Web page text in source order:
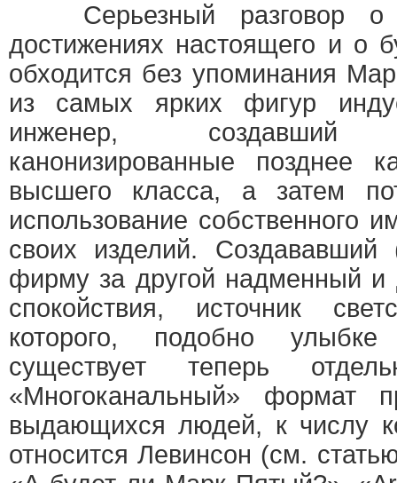
Серьезный разговор о
достижениях настоящего и о
обходится без упоминания
из самых ярких фигур
инженер, создавший
канонизированные позднее
высшего класса, а затем
использование собственного
своих изделий.
фирму за другой надменный и
спокойствия, источник
которого, подобно
существует теперь
«Многоканальный» формат
выдающихся людей, к числу
относится Левинсон (см.